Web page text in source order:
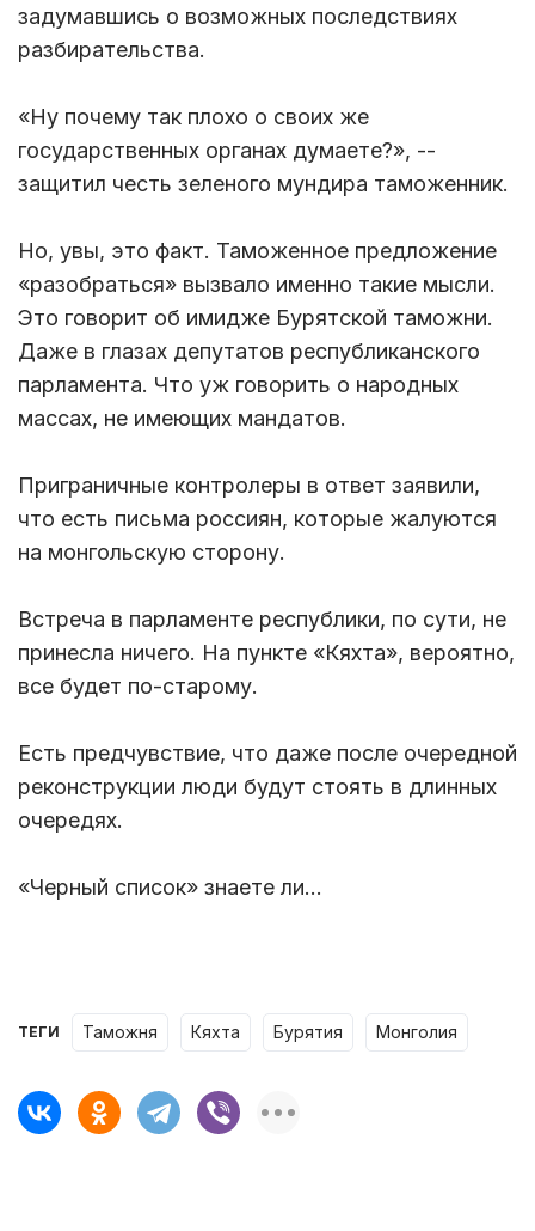
задумавшись о возможных последствиях
разбирательства.
«Ну почему так плохо о своих же
государственных органах думаете?», --
защитил честь зеленого мундира таможенник.
Но, увы, это факт. Таможенное предложение
«разобраться» вызвало именно такие мысли.
Это говорит об имидже Бурятской таможни.
Даже в глазах депутатов республиканского
парламента. Что уж говорить о народных
массах, не имеющих мандатов.
Приграничные контролеры в ответ заявили,
что есть письма россиян, которые жалуются
на монгольскую сторону.
Встреча в парламенте республики, по сути, не
принесла ничего. На пункте «Кяхта», вероятно,
все будет по-старому.
Есть предчувствие, что даже после очередной
реконструкции люди будут стоять в длинных
очередях.
«Черный список» знаете ли…
ТЕГИ таможня Кяхта Бурятия Монголия